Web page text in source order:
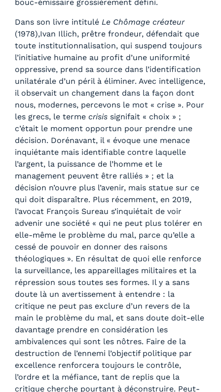
bouc-émissaire grossièrement défini.
Dans son livre intitulé Le Chômage créateur
(1978),Ivan Illich, prêtre frondeur, défendait que
toute institutionnalisation, qui suspend toujours
l’initiative humaine au profit d’une uniformité
oppressive, prend sa source dans l’identification
unilatérale d’un péril à éliminer. Avec intelligence,
il observait un changement dans la façon dont
nous, modernes, percevons le mot « crise ». Pour
les grecs, le terme crisis signifait « choix » ;
c’était le moment opportun pour prendre une
décision. Dorénavant, il « évoque une menace
inquiétante mais identifiable contre laquelle
l’argent, la puissance de l’homme et le
management peuvent être ralliés » ; et la
décision n’ouvre plus l’avenir, mais statue sur ce
qui doit disparaître. Plus récemment, en 2019,
l’avocat François Sureau s’inquiétait de voir
advenir une société « qui ne peut plus tolérer en
elle-même le problème du mal, parce qu’elle a
cessé de pouvoir en donner des raisons
théologiques ». En résultat de quoi elle renforce
la surveillance, les appareillages militaires et la
répression sous toutes ses formes. Il y a sans
doute là un avertissement à entendre : la
critique ne peut pas exclure d’un revers de la
main le problème du mal, et sans doute doit-elle
davantage prendre en considération les
ambivalences qui sont les nôtres. Faire de la
destruction de l’ennemi l’objectif politique par
excellence renforcera toujours le contrôle,
l’ordre et la méfiance, tant de replis que la
critique cherche pourtant à déconstruire. Peut-